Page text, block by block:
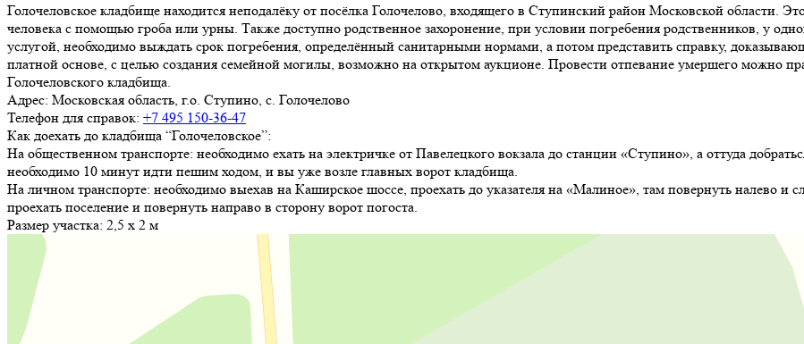
Голочеловское кладбище находится неподалёку от посёлка Голочелово, входящего в Ступинский район Московской области.
человека с помощью гроба или урны. Также доступно родственное захоронение, при условии погребения родственников, у
услугой, необходимо выждать срок погребения, определённый санитарными нормами, а потом представить справку,
платной основе, с целью создания семейной могилы, возможно на открытом аукционе. Провести отпевание умершего можно
Голочеловского кладбища.
Адрес: Московская область, г.о. Ступино, с. Голочелово
Телефон для справок: +7 495 150-36-47
Как доехать до кладбища “Голочеловское”:
На общественном транспорте: необходимо ехать на электричке от Павелецкого вокзала до станции «Ступино», а оттуда
необходимо 10 минут идти пешим ходом, и вы уже возле главных ворот кладбища.
На личном транспорте: необходимо выехав на Каширское шоссе, проехать до указателя на «Малиное», там повернуть налево и
проехать поселение и повернуть направо в сторону ворот погоста.
Размер участка: 2,5 х 2 м